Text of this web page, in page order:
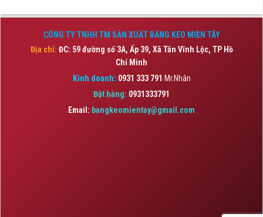
CÔNG TY TNHH TM SẢN XUẤT BĂNG KEO MIỀN TÂY
Địa chỉ: ĐC: 59 đường số 3A, Ấp 39, Xã Tân Vĩnh Lộc, TP Hồ
Chí Minh
Kinh doanh: 0931 333 791 Mr.Nhân
Đặt hàng: 0931333791
Email: bangkeomientay@gmail.com